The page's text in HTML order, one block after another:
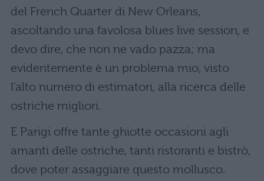
del French Quarter di New Orleans,
ascoltando una favolosa blues live session, e
devo dire, che non ne vado pazza; ma
evidentemente è un problema mio, visto
l’alto numero di estimatori, alla ricerca delle
ostriche migliori.
E Parigi offre tante ghiotte occasioni agli
amanti delle ostriche, tanti ristoranti e bistrò,
dove poter assaggiare questo mollusco.